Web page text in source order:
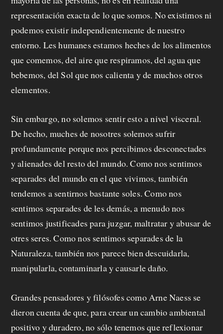
representación exacta de lo que somos. No existimos ni
podemos existir independientemente de nuestro
entorno. Les humanes estamos heches de los alimentos
que comemos, del aire que respiramos, del agua que
bebemos, del Sol que nos calienta y de muchos otros
elementos.
Sin embargo, no solemos sentir esto a nivel visceral.
De hecho, muches de nosotres solemos sufrir
profundamente porque nos percibimos desconectades
y alienades del resto del mundo. Como nos sentimos
separades del mundo en el que vivimos, también
tendemos a sentirnos bastante soles. Como nos
sentimos separades de les demás, a menudo nos
sentimos justificades para juzgar, maltratar y abusar de
otres seres. Como nos sentimos separades de la
Naturaleza, también nos parece bien descuidarla,
manipularla, contaminarla y causarle daño.
Grandes pensadores y filósofes como Arne Naess se
dieron cuenta de que, para crear un cambio ambiental
positivo y duradero, no sólo tenemos que reflexionar